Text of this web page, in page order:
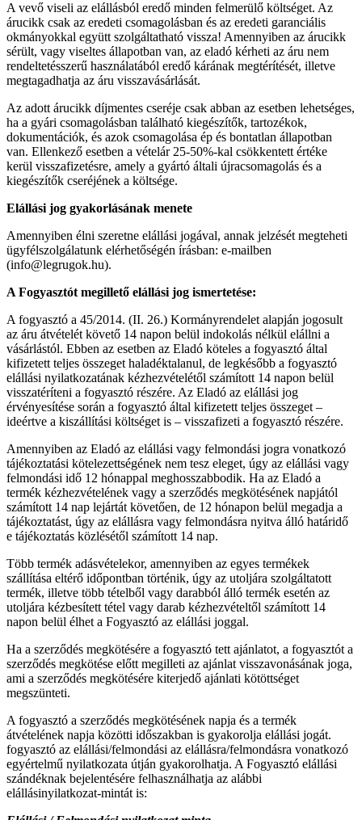
A vevő viseli az elállásból eredő minden felmerülő költséget. Az
árucikk csak az eredeti csomagolásban és az eredeti garanciális
okmányokkal együtt szolgáltatható vissza! Amennyiben az árucikk
sérült, vagy viseltes állapotban van, az eladó kérheti az áru nem
rendeltetésszerű használatából eredő kárának megtérítését, illetve
megtagadhatja az áru visszavásárlását.
Az adott árucikk díjmentes cseréje csak abban az esetben lehetséges,
ha a gyári csomagolásban található kiegészítők, tartozékok,
dokumentációk, és azok csomagolása ép és bontatlan állapotban
van. Ellenkező esetben a vételár 25-50%-kal csökkentett értéke
kerül visszafizetésre, amely a gyártó általi újracsomagolás és a
kiegészítők cseréjének a költsége.
Elállási jog gyakorlásának menete
Amennyiben élni szeretne elállási jogával, annak jelzését megteheti
ügyfélszolgálatunk elérhetőségén írásban: e-mailben
(info@legrugok.hu).
A Fogyasztót megillető elállási jog ismertetése:
A fogyasztó a 45/2014. (II. 26.) Kormányrendelet alapján jogosult
az áru átvételét követő 14 napon belül indokolás nélkül elállni a
vásárlástól. Ebben az esetben az Eladó köteles a fogyasztó által
kifizetett teljes összeget haladéktalanul, de legkésőbb a fogyasztó
elállási nyilatkozatának kézhezvételétől számított 14 napon belül
visszatéríteni a fogyasztó részére. Az Eladó az elállási jog
érvényesítése során a fogyasztó által kifizetett teljes összeget –
ideértve a kiszállítási költséget is – visszafizeti a fogyasztó részére.
Amennyiben az Eladó az elállási vagy felmondási jogra vonatkozó
tájékoztatási kötelezettségének nem tesz eleget, úgy az elállási vagy
felmondási idő 12 hónappal meghosszabbodik. Ha az Eladó a
termék kézhezvételének vagy a szerződés megkötésének napjától
számított 14 nap lejártát követően, de 12 hónapon belül megadja a
tájékoztatást, úgy az elállásra vagy felmondásra nyitva álló határidő
e tájékoztatás közlésétől számított 14 nap.
Több termék adásvételekor, amennyiben az egyes termékek
szállítása eltérő időpontban történik, úgy az utoljára szolgáltatott
termék, illetve több tételből vagy darabból álló termék esetén az
utoljára kézbesített tétel vagy darab kézhezvételtől számított 14
napon belül élhet a Fogyasztó az elállási joggal.
Ha a szerződés megkötésére a fogyasztó tett ajánlatot, a fogyasztót a
szerződés megkötése előtt megilleti az ajánlat visszavonásának joga,
ami a szerződés megkötésére kiterjedő ajánlati kötöttséget
megszünteti.
A fogyasztó a szerződés megkötésének napja és a termék
átvételének napja közötti időszakban is gyakorolja elállási jogát.
fogyasztó az elállási/felmondási az elállásra/felmondásra vonatkozó
egyértelmű nyilatkozata útján gyakorolhatja. A Fogyasztó elállási
szándéknak bejelentésére felhasználhatja az alábbi
elállásinyilatkozat-mintát is: